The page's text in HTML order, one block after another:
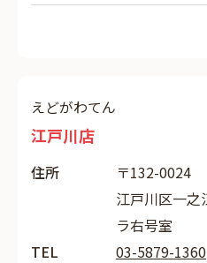
えどがわてん
江戸川店
住所
〒132-0024
江戸川区一
ラ右号室
TEL
03-5879-1360